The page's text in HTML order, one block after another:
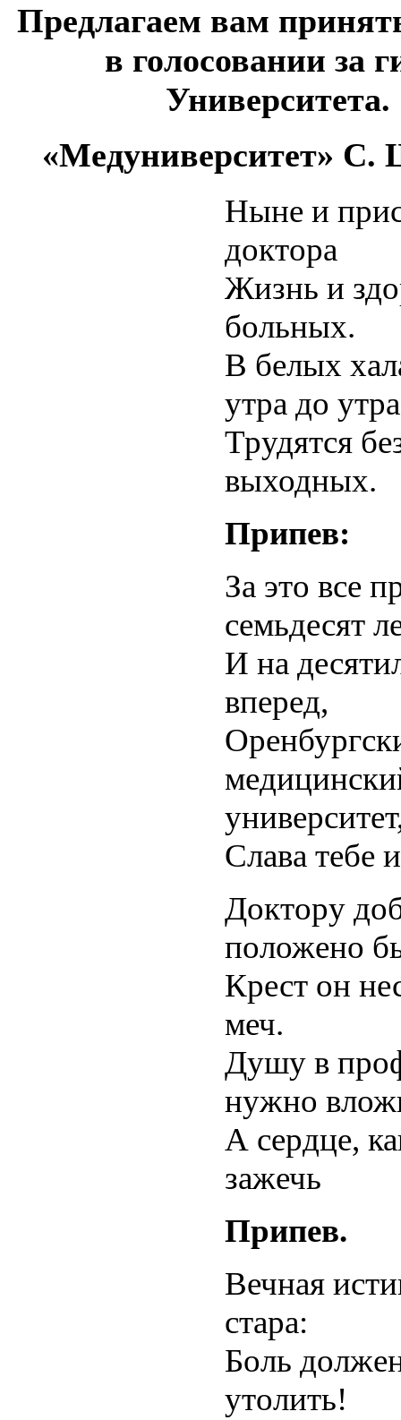
Предлагаем вам
в голосовании за
Университета.
«Медуниверситет» С.
Ныне и
доктора
Жизнь и
больных.
В белых
утра до утра
Трудятся
выходных.
Припев:
За это все
семьдесят
И на
вперед,
Слава тебе
Доктору
положено
Крест он
меч.
Душу в
нужно
А сердце,
зажечь
Припев.
Вечная
стара:
Боль
утолить!